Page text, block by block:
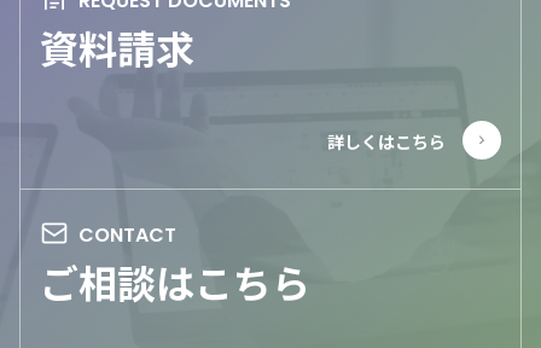
資料請求
ご相談はこちら